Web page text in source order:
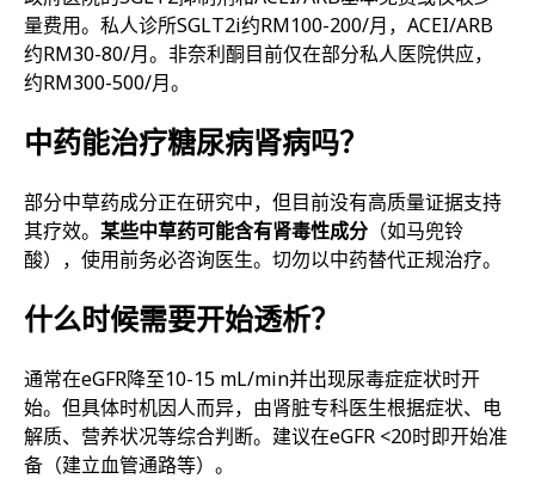
量费用。私人诊所SGLT2i约RM100-200/月，ACEI/ARB
约RM30-80/月。非奈利酮目前仅在部分私人医院供应，
约RM300-500/月。
中药能治疗糖尿病肾病吗？
部分中草药成分正在研究中，但目前没有高质量证据支持
其疗效。 某些中草药可能含有肾毒性成分 （如马兜铃
酸），使用前务必咨询医生。切勿以中药替代正规治疗。
什么时候需要开始透析？
通常在eGFR降至10-15 mL/min并出现尿毒症症状时开
始。但具体时机因人而异，由肾脏专科医生根据症状、电
解质、营养状况等综合判断。建议在eGFR <20时即开始准
备（建立血管通路等）。